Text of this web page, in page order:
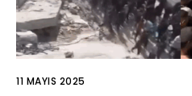
11 MAYIS 2025